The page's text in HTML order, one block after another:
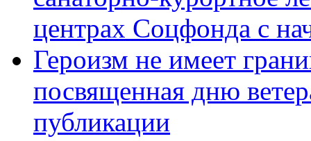
центрах Соцфонда с
Героизм не имеет
посвященная дню
публикации